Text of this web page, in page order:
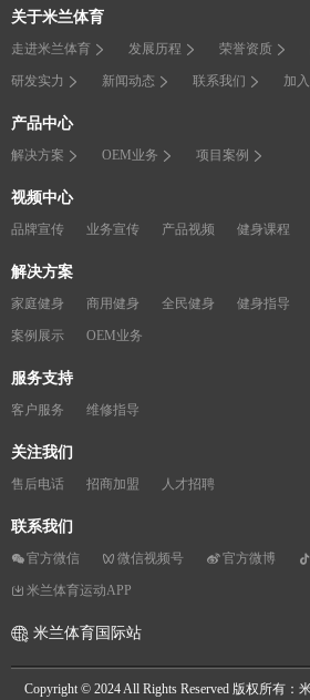
关于米兰体育
走进米兰体育 发展历程 荣誉资质
研发实力 新闻动态 联系我们 加
产品中心
解决方案 OEM业务 项目案例
视频中心
品牌宣传 业务宣传 产品视频 健身课程
解决方案
家庭健身 商用健身 全民健身 健身指导
案例展示 OEM业务
服务支持
客户服务 维修指导
关注我们
售后电话 招商加盟 人才招聘
联系我们
官方微信 微信视频号 官方微博
米兰体育运动APP
米兰体育国际站
Copyright © 2024 All Rights Reserved 版权所有